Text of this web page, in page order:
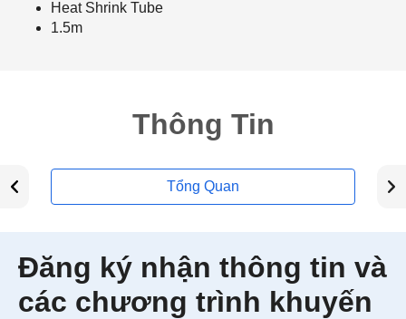
Heat Shrink Tube
1.5m
Thông Tin
Tổng Quan
Đăng ký nhận thông tin và
các chương trình khuyến